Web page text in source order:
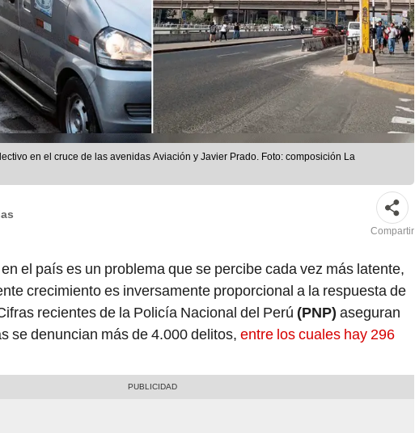
en el cruce de las avenidas Aviación y Javier Prado. Foto: composición La
Compartir
en el país es un problema que se percibe cada vez más latente,
crecimiento es inversamente proporcional a la respuesta de
recientes de la Policía Nacional del Perú (PNP) aseguran
se denuncian más de 4.000 delitos, entre los cuales hay 296